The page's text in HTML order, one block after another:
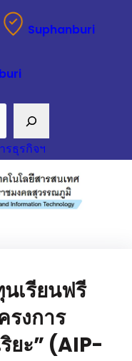
Suphanburi
ธุรกิจฯ
เรียนฟรี
งการ
ยะ” (AIP-